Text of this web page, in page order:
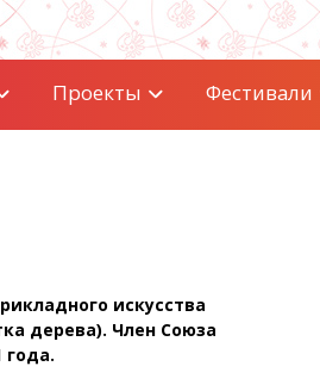
Проекты Фестивали
искусства
дерева). Член Союза
года.